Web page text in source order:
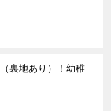
裏地あり）！幼稚